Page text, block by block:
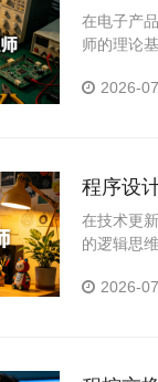
在电子产
师的理论
2026-
程序设
在技术更
的逻辑思
2026-